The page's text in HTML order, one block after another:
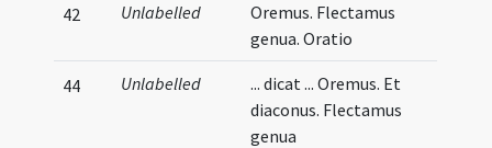
42 Unlabelled
Oremus. Flectamus
genua. Oratio
44 Unlabelled
... dicat ... Oremus. Et
diaconus. Flectamus
genua